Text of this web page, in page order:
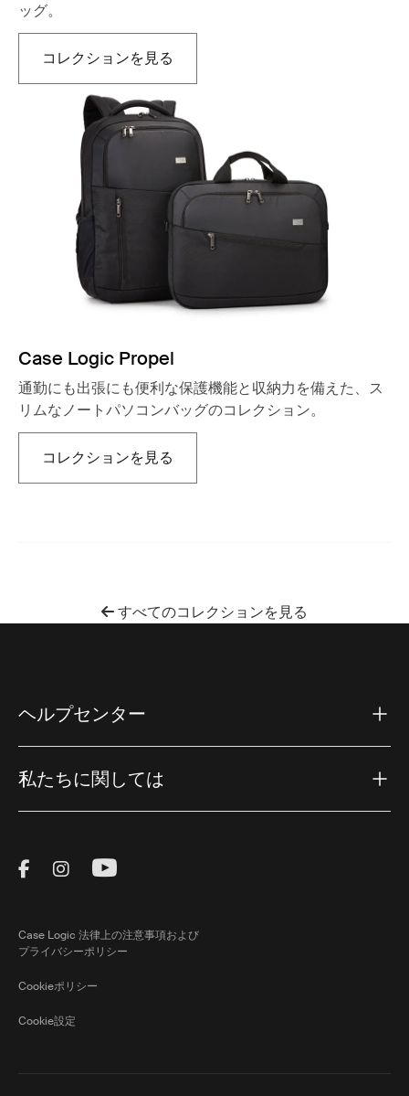
ッグ。
コレクションを見る新しいタブで開きます
Case Logic Propel
通勤にも出張にも便利な保護機能と収納力を備えた、ス
リムなノートパソコンバッグのコレクション。
コレクションを見る新しいタブで開きます
すべてのコレクションを見る
ヘルプセンター
私たちに関しては
Visit Thule on Facebook (external link)
Visit Thule on Instagram (external link)
Visit Thule on Youtube (external
Case Logic 法律上の注意事項および
プライバシーポリシー
Cookieポリシー
Cookie設定